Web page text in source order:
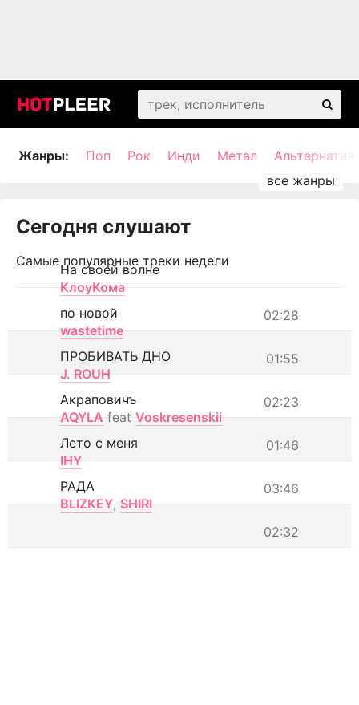
Жанры: Поп Рок Инди Метал
Сегодня слушают
Самые популярные треки недели
На своей волне
КлоуКома
02:28
по новой
wastetime
01:55
ПРОБИВАТЬ ДНО
J. ROUH
02:23
Акраповичъ
AQYLA feat Voskresenskii
01:46
Лето с меня
IHY
03:46
РАДА
BLIZKEY, SHIRI
02:32